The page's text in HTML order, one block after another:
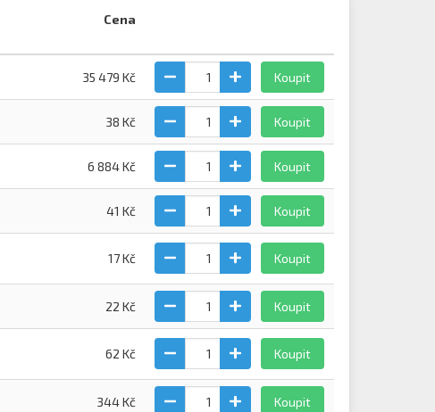
Cena
35 479 Kč Koupit
38 Kč Koupit
6 884 Kč Koupit
41 Kč Koupit
17 Kč Koupit
22 Kč Koupit
62 Kč Koupit
344 Kč Koupit